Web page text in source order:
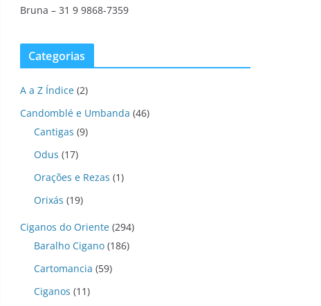
Bruna – 31 9 9868-7359
Categorias
A a Z Índice (2)
Candomblé e Umbanda (46)
Cantigas (9)
Odus (17)
Orações e Rezas (1)
Orixás (19)
Ciganos do Oriente (294)
Baralho Cigano (186)
Cartomancia (59)
Ciganos (11)